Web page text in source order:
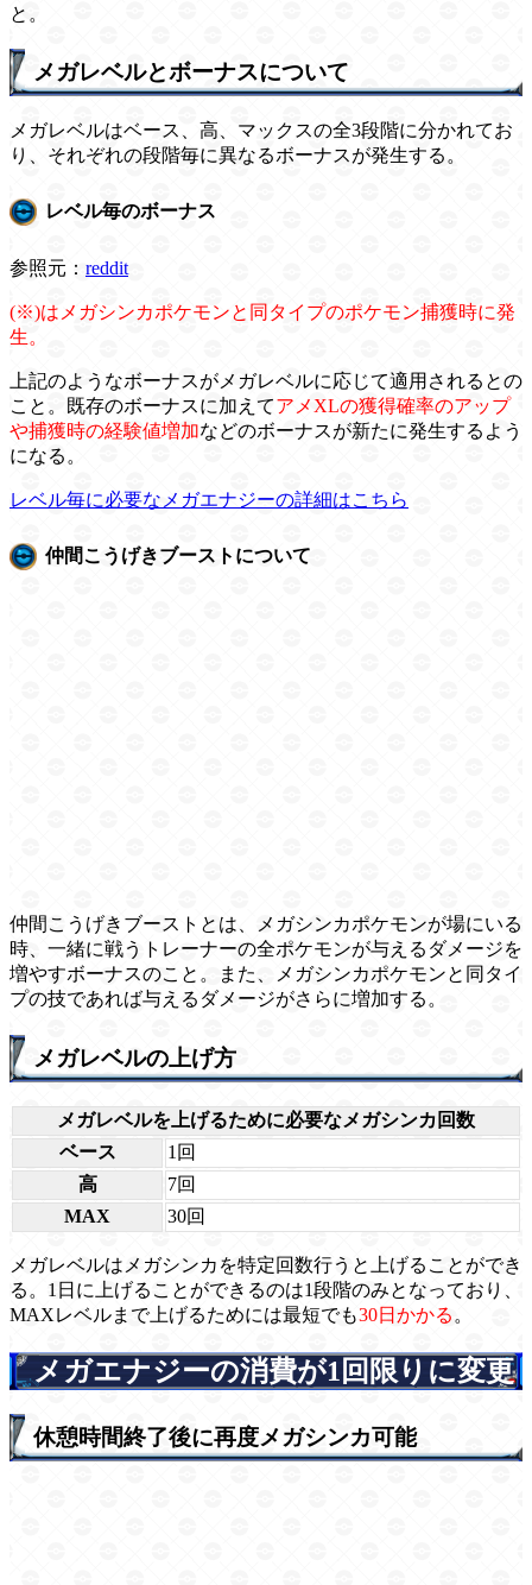
と。
メガレベルとボーナスについて
メガレベルはベース、高、マックスの全3段階に分かれてお
り、それぞれの段階毎に異なるボーナスが発生する。
レベル毎のボーナス
参照元： reddit
(※)はメガシンカポケモンと同タイプのポケモン捕獲時に発
生。
上記のようなボーナスがメガレベルに応じて適用されるとの
こと。既存のボーナスに加えてアメXLの獲得確率のアップ
や捕獲時の経験値増加などのボーナスが新たに発生するよう
になる。
レベル毎に必要なメガエナジーの詳細はこちら
仲間こうげきブーストについて
仲間こうげきブーストとは、メガシンカポケモンが場にいる
時、一緒に戦うトレーナーの全ポケモンが与えるダメージを
増やすボーナスのこと。また、メガシンカポケモンと同タイ
プの技であれば与えるダメージがさらに増加する。
メガレベルの上げ方
メガレベルを上げるために必要なメガシンカ回数
ベース
1回
高
7回
MAX
30回
メガレベルはメガシンカを特定回数行うと上げることができ
る。1日に上げることができるのは1段階のみとなっており、
MAXレベルまで上げるためには最短でも30日かかる。
メガエナジーの消費が1回限りに変更
休憩時間終了後に再度メガシンカ可能